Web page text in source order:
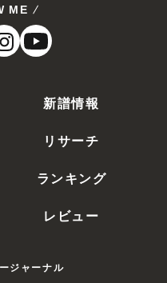
ME
新譜情報
リサーチ
ランキング
レビュー
ジャーナル